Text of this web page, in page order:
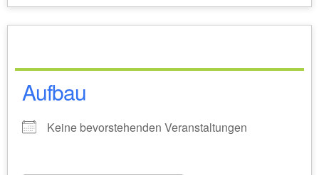
Aufbau
Keine bevorstehenden Veranstaltungen